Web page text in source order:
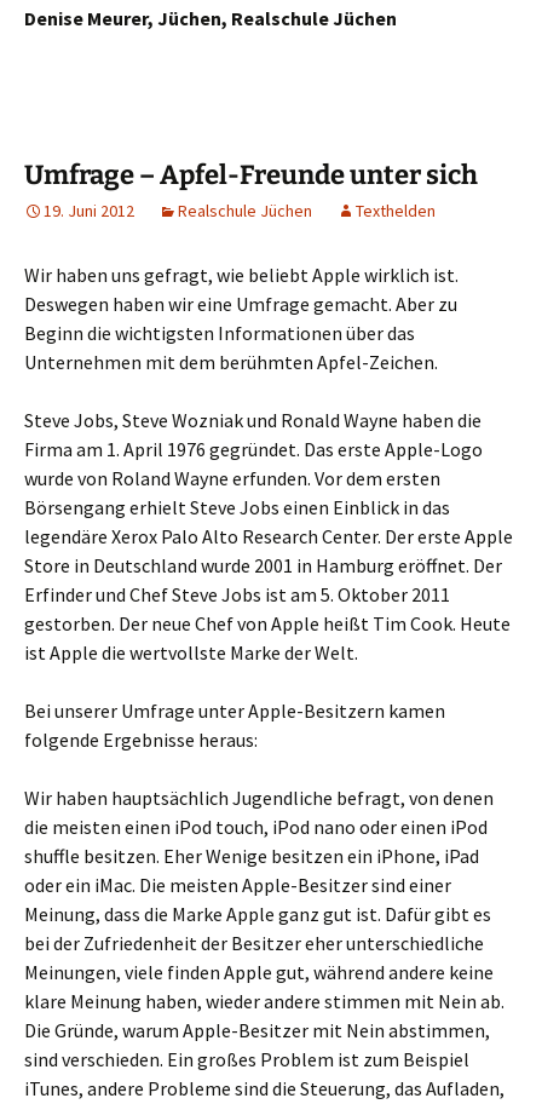
Denise Meurer, Jüchen, Realschule Jüchen
Umfrage – Apfel-Freunde unter sich
19. Juni 2012 Realschule Jüchen Texthelden
Wir haben uns gefragt, wie beliebt Apple wirklich ist.
Deswegen haben wir eine Umfrage gemacht. Aber zu
Beginn die wichtigsten Informationen über das
Unternehmen mit dem berühmten Apfel-Zeichen.
Steve Jobs, Steve Wozniak und Ronald Wayne haben die
Firma am 1. April 1976 gegründet. Das erste Apple-Logo
wurde von Roland Wayne erfunden. Vor dem ersten
Börsengang erhielt Steve Jobs einen Einblick in das
legendäre Xerox Palo Alto Research Center. Der erste Apple
Store in Deutschland wurde 2001 in Hamburg eröffnet. Der
Erfinder und Chef Steve Jobs ist am 5. Oktober 2011
gestorben. Der neue Chef von Apple heißt Tim Cook. Heute
ist Apple die wertvollste Marke der Welt.
Bei unserer Umfrage unter Apple-Besitzern kamen
folgende Ergebnisse heraus:
Wir haben hauptsächlich Jugendliche befragt, von denen
die meisten einen iPod touch, iPod nano oder einen iPod
shuffle besitzen. Eher Wenige besitzen ein iPhone, iPad
oder ein iMac. Die meisten Apple-Besitzer sind einer
Meinung, dass die Marke Apple ganz gut ist. Dafür gibt es
bei der Zufriedenheit der Besitzer eher unterschiedliche
Meinungen, viele finden Apple gut, während andere keine
klare Meinung haben, wieder andere stimmen mit Nein ab.
Die Gründe, warum Apple-Besitzer mit Nein abstimmen,
sind verschieden. Ein großes Problem ist zum Beispiel
iTunes, andere Probleme sind die Steuerung, das Aufladen,